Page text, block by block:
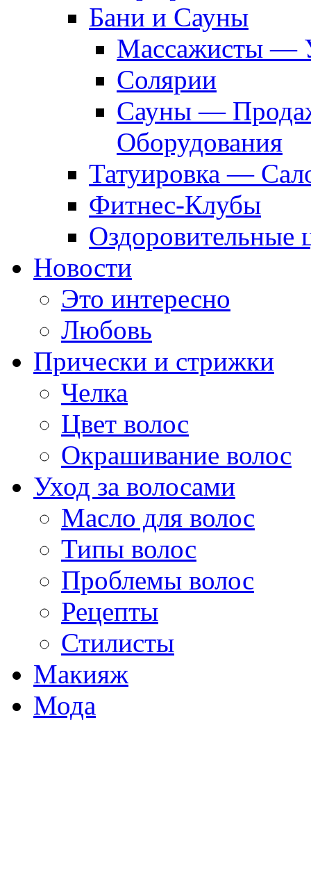
Бани и Сауны
Массажисты —
Солярии
Сауны —
Оборудования
Татуировка —
Фитнес-Клубы
Оздоровительные
Новости
Это интересно
Любовь
Прически и стрижки
Челка
Цвет волос
Окрашивание волос
Уход за волосами
Масло для волос
Типы волос
Проблемы волос
Рецепты
Стилисты
Макияж
Мода